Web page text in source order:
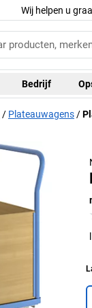
Wij helpen u
Bedrijf
Plateauwagens